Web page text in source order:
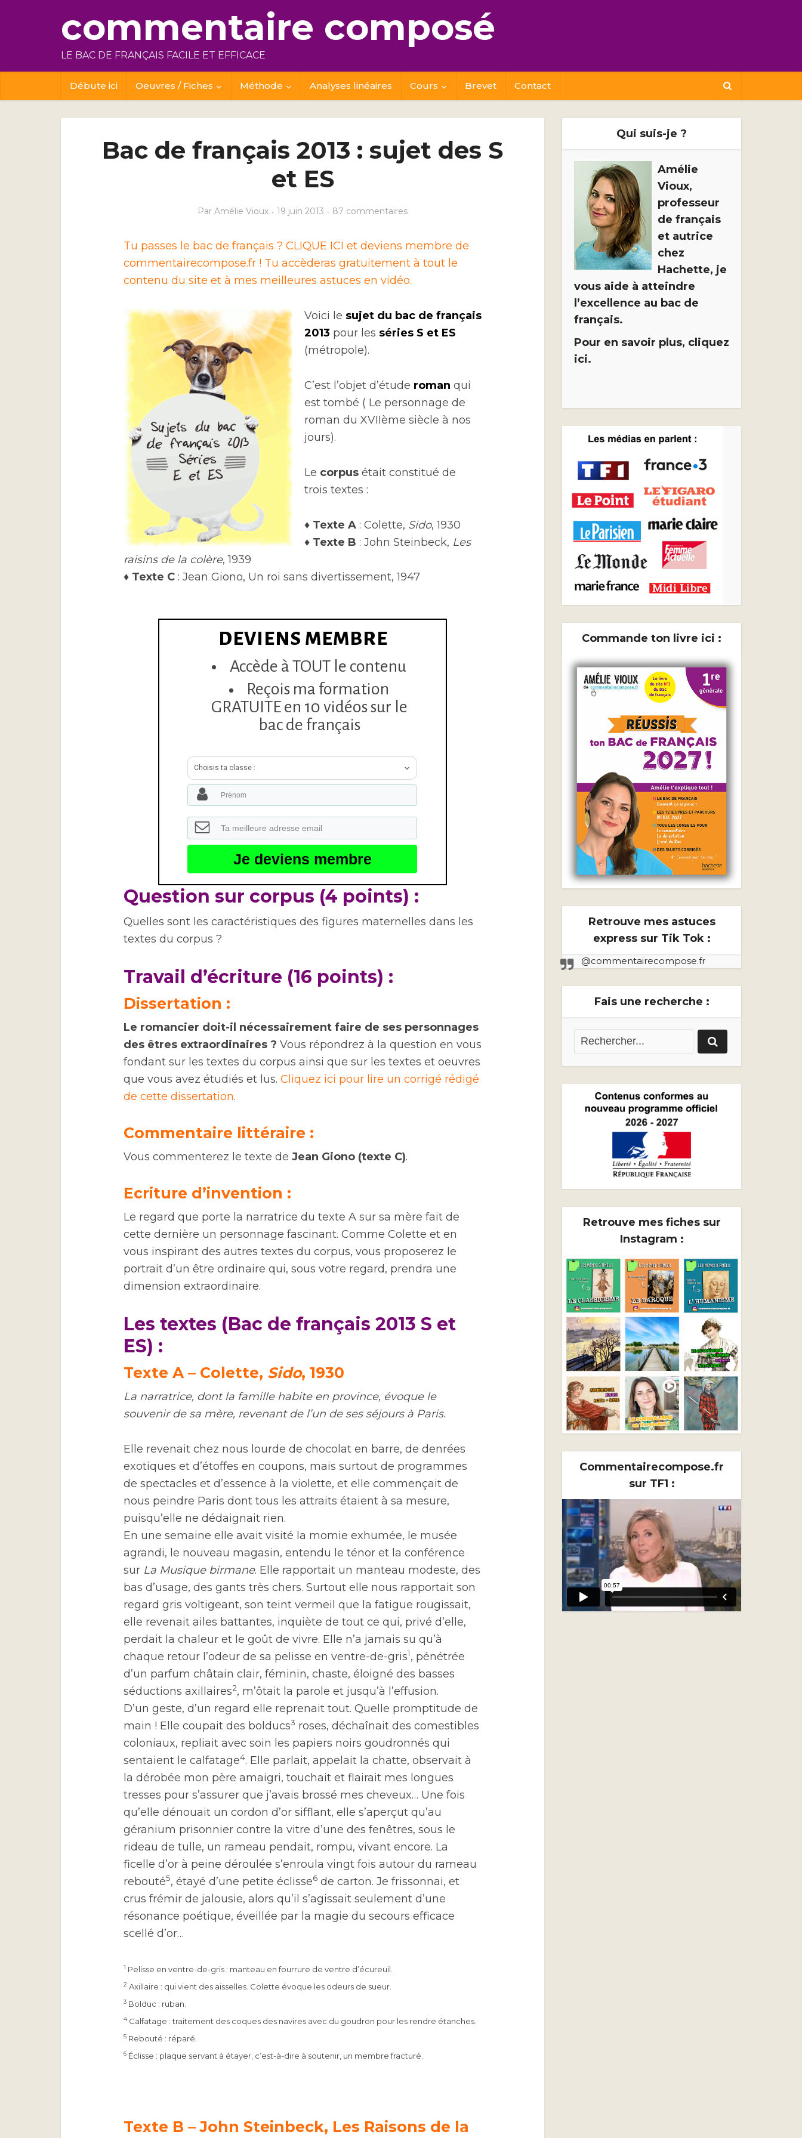
commentaire composé
LE BAC DE FRANÇAIS FACILE ET EFFICACE
Débute ici Oeuvres / Fiches Méthode Analyses linéaires Cours Brevet Contact
Bac de français 2013 : sujet des S
et ES
Par Amélie Vioux 19 juin 2013 87 commentaires
Tu passes le bac de français ? CLIQUE ICI et deviens membre de
commentairecompose.fr ! Tu accèderas gratuitement à tout le
contenu du site et à mes meilleures astuces en vidéo.
Voici le sujet du bac de français
2013 pour les séries S et ES
(métropole).
C’est l’objet d’étude roman qui
est tombé ( Le personnage de
roman du XVIIème siècle à nos
jours).
Le corpus était constitué de
trois textes :
♦ Texte A : Colette, Sido, 1930
♦ Texte B : John Steinbeck, Les
raisins de la colère, 1939
♦ Texte C : Jean Giono, Un roi sans divertissement, 1947
DEVIENS MEMBRE
Accède à TOUT le contenu
Reçois ma formation
GRATUITE en 10 vidéos sur le
bac de français
Choisis ta classe :
Je deviens membre
Question sur corpus (4 points) :
Quelles sont les caractéristiques des figures maternelles dans les
textes du corpus ?
Travail d’écriture (16 points) :
Dissertation :
Le romancier doit-il nécessairement faire de ses personnages
des êtres extraordinaires ? Vous répondrez à la question en vous
fondant sur les textes du corpus ainsi que sur les textes et oeuvres
que vous avez étudiés et lus. Cliquez ici pour lire un corrigé rédigé
de cette dissertation.
Commentaire littéraire :
Vous commenterez le texte de Jean Giono (texte C).
Ecriture d’invention :
Le regard que porte la narratrice du texte A sur sa mère fait de
cette dernière un personnage fascinant. Comme Colette et en
vous inspirant des autres textes du corpus, vous proposerez le
portrait d’un être ordinaire qui, sous votre regard, prendra une
dimension extraordinaire.
Les textes (Bac de français 2013 S et
ES) :
Texte A – Colette, Sido, 1930
La narratrice, dont la famille habite en province, évoque le
souvenir de sa mère, revenant de l’un de ses séjours à Paris.
Elle revenait chez nous lourde de chocolat en barre, de denrées
exotiques et d’étoffes en coupons, mais surtout de programmes
de spectacles et d’essence à la violette, et elle commençait de
nous peindre Paris dont tous les attraits étaient à sa mesure,
puisqu’elle ne dédaignait rien.
En une semaine elle avait visité la momie exhumée, le musée
agrandi, le nouveau magasin, entendu le ténor et la conférence
sur La Musique birmane. Elle rapportait un manteau modeste, des
bas d’usage, des gants très chers. Surtout elle nous rapportait son
regard gris voltigeant, son teint vermeil que la fatigue rougissait,
elle revenait ailes battantes, inquiète de tout ce qui, privé d’elle,
perdait la chaleur et le goût de vivre. Elle n’a jamais su qu’à
chaque retour l’odeur de sa pelisse en ventre-de-gris1, pénétrée
d’un parfum châtain clair, féminin, chaste, éloigné des basses
séductions axillaires2, m’ôtait la parole et jusqu’à l’effusion.
D’un geste, d’un regard elle reprenait tout. Quelle promptitude de
main ! Elle coupait des bolducs3 roses, déchaînait des comestibles
coloniaux, repliait avec soin les papiers noirs goudronnés qui
sentaient le calfatage4. Elle parlait, appelait la chatte, observait à
la dérobée mon père amaigri, touchait et flairait mes longues
tresses pour s’assurer que j’avais brossé mes cheveux… Une fois
qu’elle dénouait un cordon d’or sifflant, elle s’aperçut qu’au
géranium prisonnier contre la vitre d’une des fenêtres, sous le
rideau de tulle, un rameau pendait, rompu, vivant encore. La
ficelle d’or à peine déroulée s’enroula vingt fois autour du rameau
rebouté5, étayé d’une petite éclisse6 de carton. Je frissonnai, et
crus frémir de jalousie, alors qu’il s’agissait seulement d’une
résonance poétique, éveillée par la magie du secours efficace
scellé d’or…
1 Pelisse en ventre-de-gris : manteau en fourrure de ventre d’écureuil.
2 Axillaire : qui vient des aisselles. Colette évoque les odeurs de sueur.
3 Bolduc : ruban.
4Calfatage : traitement des coques des navires avec du goudron pour les rendre étanches.
5 Rebouté : réparé.
6 Éclisse : plaque servant à étayer, c’est-à-dire à soutenir, un membre fracturé.
Texte B – John Steinbeck, Les Raisons de la
Qui suis-je ?
Amélie
Vioux,
professeur
de français
et autrice
chez
Hachette, je
vous aide à atteindre
l’excellence au bac de
français.
Pour en savoir plus, cliquez
ici.
Commande ton livre ici :
Retrouve mes astuces
express sur Tik Tok :
@commentairecompose.fr
Fais une recherche :
Retrouve mes fiches sur
Instagram :
Commentairecompose.fr
sur TF1 :